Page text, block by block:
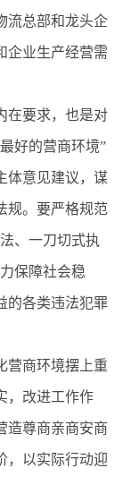
流总部和龙头企
企业生产经营需
要求，也是对
好的营商环境”
体意见建议，谋
规。要严格规范
、一刀切式执
保障社会稳
的各类违法犯罪
商环境摆上重
，改进工作作
造尊商亲商安商
，以实际行动迎